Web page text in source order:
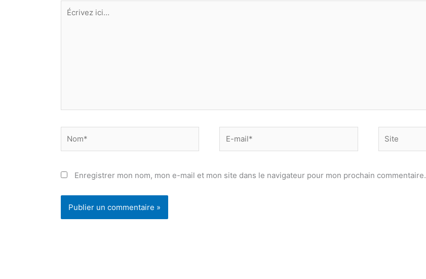
Écrivez
ici…
mail*
Enregistrer mon nom, mon e-mail et mon site dans le navigateur pour mon prochain commentaire.